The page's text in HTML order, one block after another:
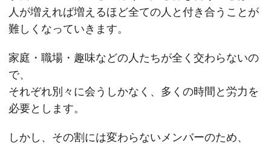
人が増えれば増えるほど全ての人と付き合うことが
難しくなっていきます。
家庭・職場・趣味などの人たちが全く交わらないの
で、
それぞれ別々に会うしかなく、多くの時間と労力を
必要とします。
しかし、その割には変わらないメンバーのため、